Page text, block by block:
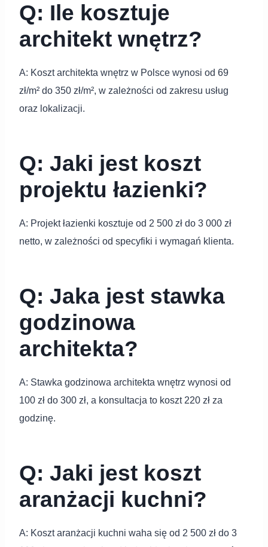
Q: Ile kosztuje
architekt wnętrz?
A: Koszt architekta wnętrz w Polsce wynosi od 69
zł/m² do 350 zł/m², w zależności od zakresu usług
oraz lokalizacji.
Q: Jaki jest koszt
projektu łazienki?
A: Projekt łazienki kosztuje od 2 500 zł do 3 000 zł
netto, w zależności od specyfiki i wymagań klienta.
Q: Jaka jest stawka
godzinowa
architekta?
A: Stawka godzinowa architekta wnętrz wynosi od
100 zł do 300 zł, a konsultacja to koszt 220 zł za
godzinę.
Q: Jaki jest koszt
aranżacji kuchni?
A: Koszt aranżacji kuchni waha się od 2 500 zł do 3